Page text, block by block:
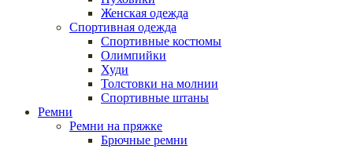
Женская одежда
Спортивная одежда
Спортивные костюмы
Олимпийки
Худи
Толстовки на молнии
Спортивные штаны
Ремни
Ремни на пряжке
Брючные ремни